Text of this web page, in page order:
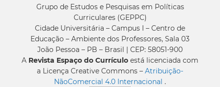
Grupo de Estudos e Pesquisas em Políticas
Curriculares (GEPPC)
Cidade Universitária – Campus I – Centro de
Educação – Ambiente dos Professores, Sala 03
João Pessoa – PB – Brasil | CEP: 58051-900
A Revista Espaço do Currículo está licenciada com
a Licença Creative Commons – Atribuição-
NãoComercial 4.0 Internacional .